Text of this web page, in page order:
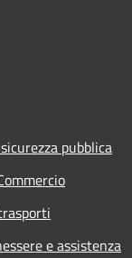
pubblica
e assistenza